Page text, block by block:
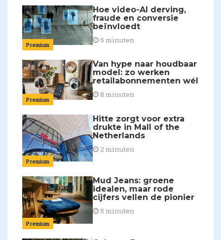
Premium
Hoe video-AI derving,
fraude en conversie
beïnvloedt
5 minuten
Premium
Van hype naar houdbaar
model: zo werken
retailabonnementen wél
8 minuten
Premium
Hitte zorgt voor extra
drukte in Mall of the
Netherlands
2 minuten
Premium
Mud Jeans: groene
idealen, maar rode
cijfers vellen de pionier
5 minuten